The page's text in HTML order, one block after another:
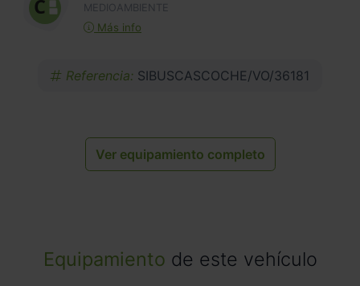
MEDIOAMBIENTE
Más info
Referencia: SIBUSCASCOCHE/VO/36181
Ver equipamiento completo
Equipamiento de este vehículo